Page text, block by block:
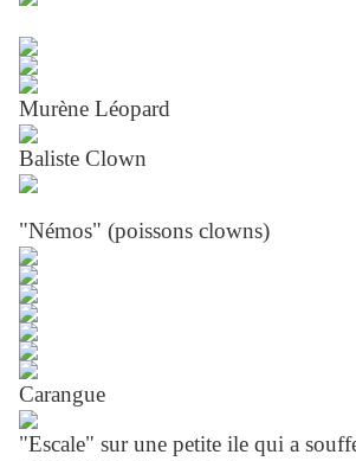
Murène Léopard
Baliste Clown
"Némos" (poissons clowns)
Carangue
"Escale" sur une petite ile qui a